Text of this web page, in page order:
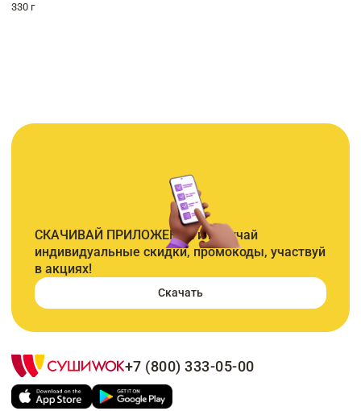
330 г
СКАЧИВАЙ ПРИЛОЖЕНИЕ и получай
индивидуальные скидки, промокоды, участвуй
в акциях!
Скачать
+7 (800) 333-05-00